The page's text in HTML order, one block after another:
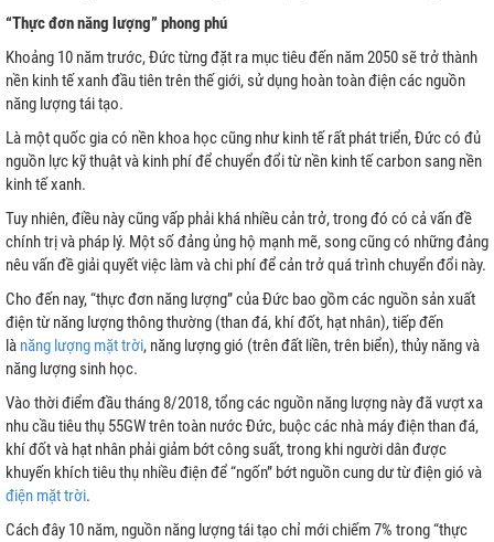
TRỮ
MẶT TRỜI
“Thực đơn năng lượng” phong phú
Khoảng 10 năm trước, Đức từng đặt ra mục tiêu đến năm 2050 sẽ trở thành
nền kinh tế xanh đầu tiên trên thế giới, sử dụng hoàn toàn điện các nguồn
năng lượng tái tạo.
Là một quốc gia có nền khoa học cũng như kinh tế rất phát triển, Đức có đủ
nguồn lực kỹ thuật và kinh phí để chuyển đổi từ nền kinh tế carbon sang nền
kinh tế xanh.
Tuy nhiên, điều này cũng vấp phải khá nhiều cản trở, trong đó có cả vấn đề
chính trị và pháp lý. Một số đảng ủng hộ mạnh mẽ, song cũng có những đảng
nêu vấn đề giải quyết việc làm và chi phí để cản trở quá trình chuyển đổi này.
Cho đến nay, “thực đơn năng lượng” của Đức bao gồm các nguồn sản xuất
điện từ năng lượng thông thường (than đá, khí đốt, hạt nhân), tiếp đến
là năng lượng mặt trời, năng lượng gió (trên đất liền, trên biển), thủy năng và
năng lượng sinh học.
Vào thời điểm đầu tháng 8/2018, tổng các nguồn năng lượng này đã vượt xa
nhu cầu tiêu thụ 55GW trên toàn nước Đức, buộc các nhà máy điện than đá,
khí đốt và hạt nhân phải giảm bớt công suất, trong khi người dân được
khuyến khích tiêu thụ nhiều điện để “ngốn” bớt nguồn cung dư từ điện gió và
điện mặt trời.
Cách đây 10 năm, nguồn năng lượng tái tạo chỉ mới chiếm 7% trong “thực